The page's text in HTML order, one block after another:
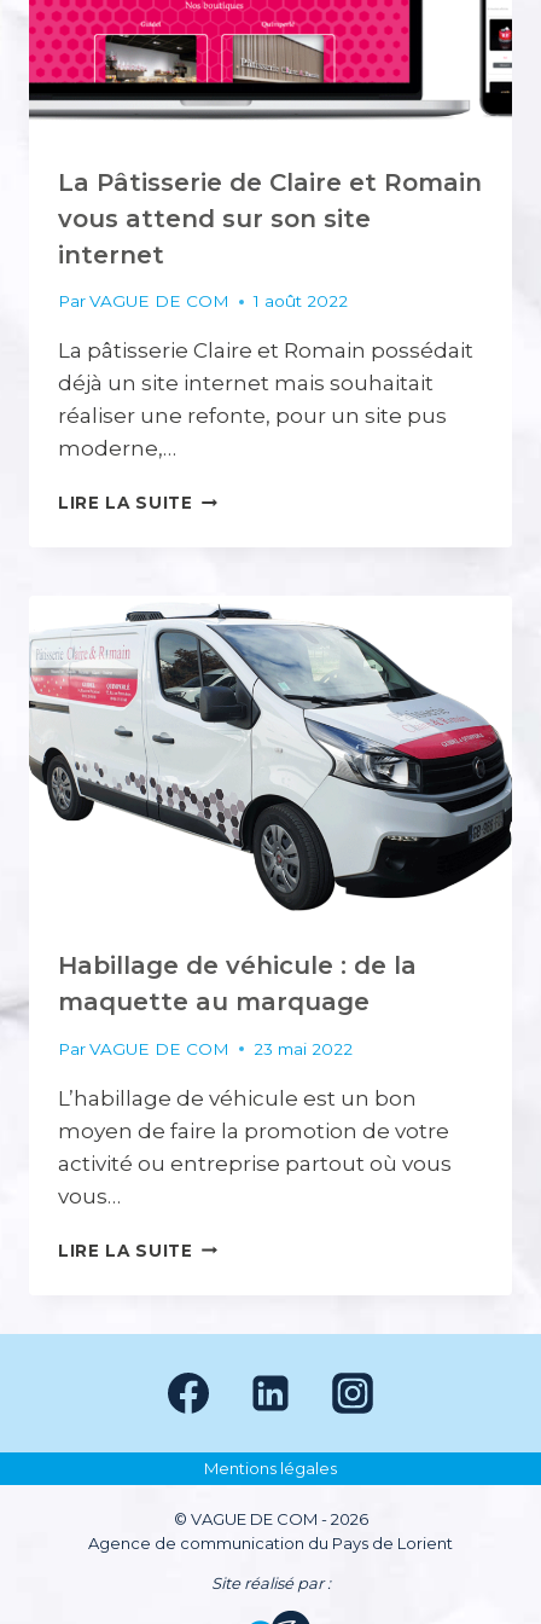
La Pâtisserie de Claire et Romain
vous attend sur son site
internet
ParVAGUE DE COM 1 août 2022
La pâtisserie Claire et Romain possédait
déjà un site internet mais souhaitait
réaliser une refonte, pour un site pus
moderne,…
LIRE LA SUITE LA
ROMAIN
VOUS
ATTEND
SUR
SON
INTERNET
Habillage de véhicule : de la
maquette au marquage
ParVAGUE DE COM 23 mai 2022
L’habillage de véhicule est un bon
moyen de faire la promotion de votre
activité ou entreprise partout où vous
vous…
LIRE LA SUITE HABILLAGE
LA
MAQUETTE
Mentions légales
© VAGUE DE COM - 2026
Agence de communication du Pays de Lorient
Site réalisé par :